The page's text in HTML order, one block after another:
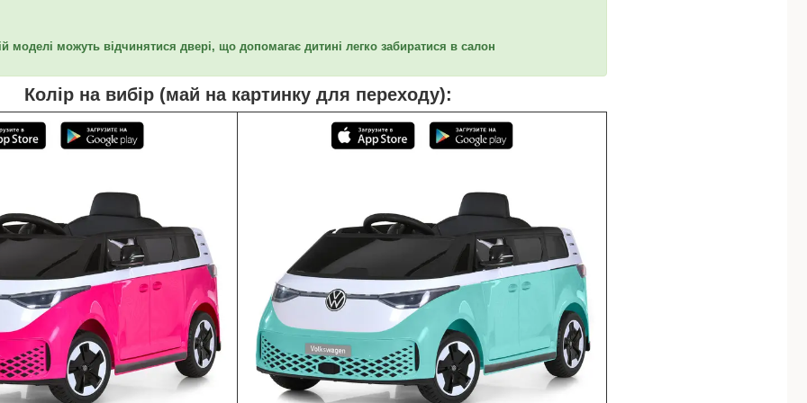
моделі можуть відчинятися двері, що допомагає дитині легко забиратися в салон
Колір на вибір (май на картинку для переходу):